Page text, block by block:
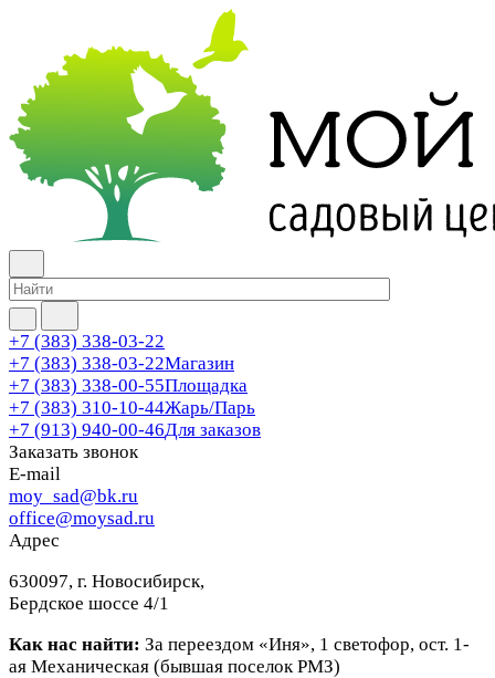
+7 (383) 338-03-22
+7 (383) 338-03-22Магазин
+7 (383) 338-00-55Площадка
+7 (383) 310-10-44Жарь/Парь
+7 (913) 940-00-46Для заказов
Заказать звонок
E-mail
moy_sad@bk.ru
office@moysad.ru
Адрес
630097, г. Новосибирск,
Бердское шоссе 4/1
Как нас найти: За переездом «Иня», 1 светофор, ост. 1-
ая Механическая (бывшая поселок РМЗ)